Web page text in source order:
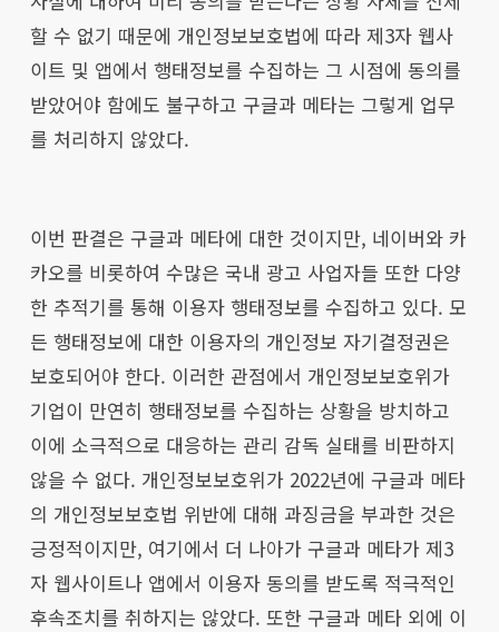
할 수 없기 때문에 개인정보보호법에 따라 제3자 웹사
이트 및 앱에서 행태정보를 수집하는 그 시점에 동의를
받았어야 함에도 불구하고 구글과 메타는 그렇게 업무
를 처리하지 않았다.
이번 판결은 구글과 메타에 대한 것이지만, 네이버와 카
카오를 비롯하여 수많은 국내 광고 사업자들 또한 다양
한 추적기를 통해 이용자 행태정보를 수집하고 있다. 모
든 행태정보에 대한 이용자의 개인정보 자기결정권은
보호되어야 한다. 이러한 관점에서 개인정보보호위가
기업이 만연히 행태정보를 수집하는 상황을 방치하고
이에 소극적으로 대응하는 관리 감독 실태를 비판하지
않을 수 없다. 개인정보보호위가 2022년에 구글과 메타
의 개인정보보호법 위반에 대해 과징금을 부과한 것은
긍정적이지만, 여기에서 더 나아가 구글과 메타가 제3
자 웹사이트나 앱에서 이용자 동의를 받도록 적극적인
후속조치를 취하지는 않았다. 또한 구글과 메타 외에 이